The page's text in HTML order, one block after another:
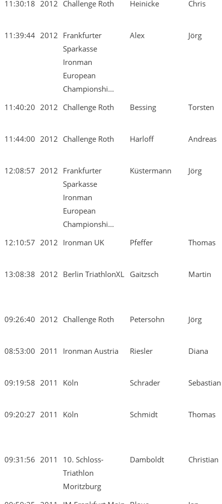
11:30:18 2012 Challenge Roth Heinicke Chris
11:39:44 2012 Frankfurter
Sparkasse
Ironman
European
Championshi...
Alex Jörg
11:40:20 2012 Challenge Roth Bessing Torsten
11:44:00 2012 Challenge Roth Harloff Andreas
12:08:57 2012 Frankfurter
Sparkasse
Ironman
European
Championshi...
Küstermann Jörg
12:10:57 2012 Ironman UK Pfeffer Thomas
13:08:38 2012 Berlin TriathlonXL Gaitzsch Martin
09:26:40 2012 Challenge Roth Petersohn Jörg
08:53:00 2011 Ironman Austria Riesler Diana
09:19:58 2011 Köln Schrader Sebastian
09:20:27 2011 Köln Schmidt Thomas
09:31:56 2011
10. Schloss-
Triathlon
Moritzburg
Damboldt Christian